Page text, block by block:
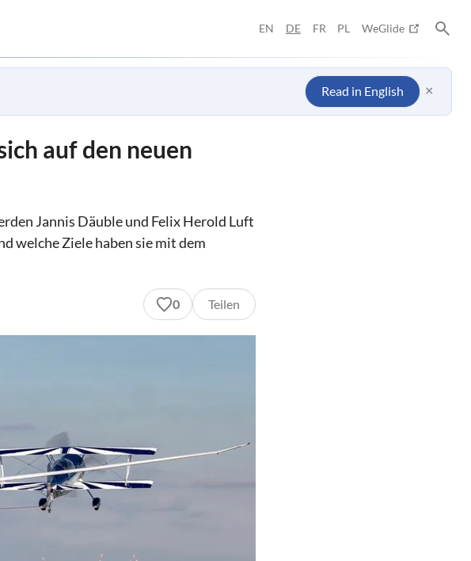
EN DE FR PL WeGlide
Read in English ×
auf den neuen
Jannis Däuble und Felix Herold Luft
welche Ziele haben sie mit dem
0 Teilen